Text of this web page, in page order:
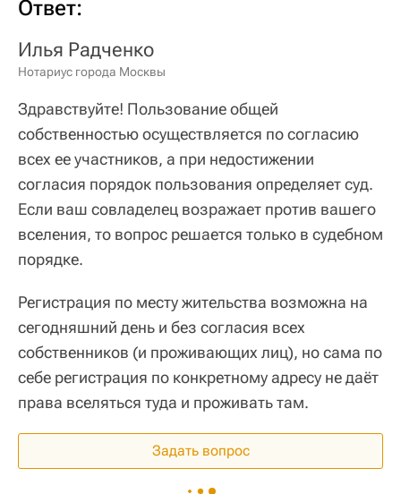
Ответ:
Илья Радченко
Нотариус города Москвы
Здравствуйте! Пользование общей
собственностью осуществляется по согласию
всех ее участников, а при недостижении
согласия порядок пользования определяет суд.
Если ваш совладелец возражает против вашего
вселения, то вопрос решается только в судебном
порядке.
Регистрация по месту жительства возможна на
сегодняшний день и без согласия всех
собственников (и проживающих лиц), но сама по
себе регистрация по конкретному адресу не даёт
права вселяться туда и проживать там.
Задать вопрос